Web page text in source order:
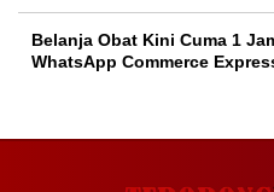
Belanja Obat Kini Cuma 1
WhatsApp Commerce